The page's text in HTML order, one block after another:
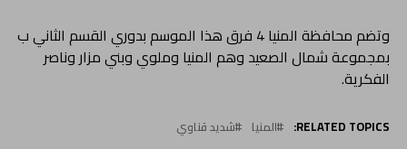
وتضم محافظة المنيا 4 فرق هذا الموسم بدوري القسم الثاني ب
بمجموعة شمال الصعيد وهم المنيا وملوي وبني مزار وناصر
الفكرية.
RELATED TOPICS: المنيا شديد قناوي